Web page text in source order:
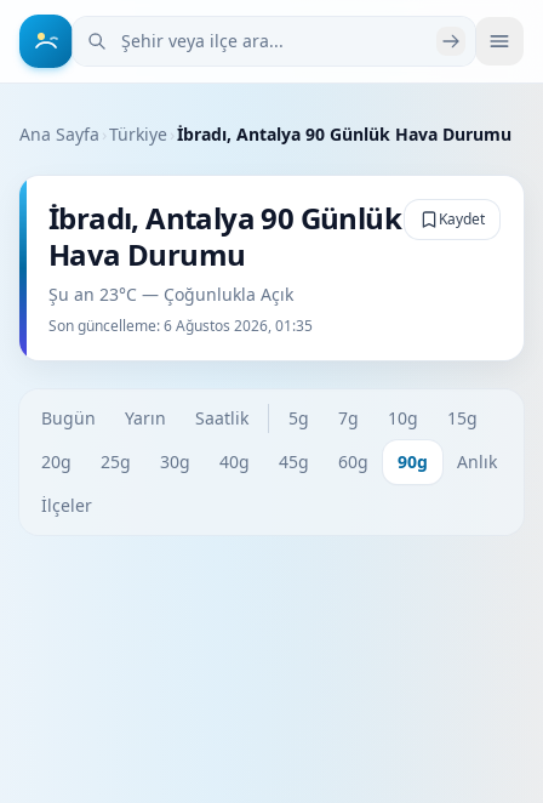
Şehir veya ilçe ara
Ana Sayfa ›Türkiye›İbradı, Antalya 90 Günlük Hava Durumu
İbradı, Antalya 90 Günlük
Hava Durumu
Şu an 23°C — Çoğunlukla Açık
Son güncelleme:6 Ağustos 2026, 01:35
Kaydet
Bugün Yarın Saatlik 5g 7g 10g
15g
20g
25g 30g 40g 45g 60g 90g
Anlık
İlçeler